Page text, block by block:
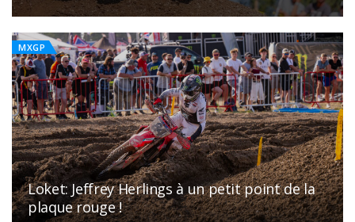
MXGP
Loket: Jeffrey Herlings à un petit point de la
plaque rouge !